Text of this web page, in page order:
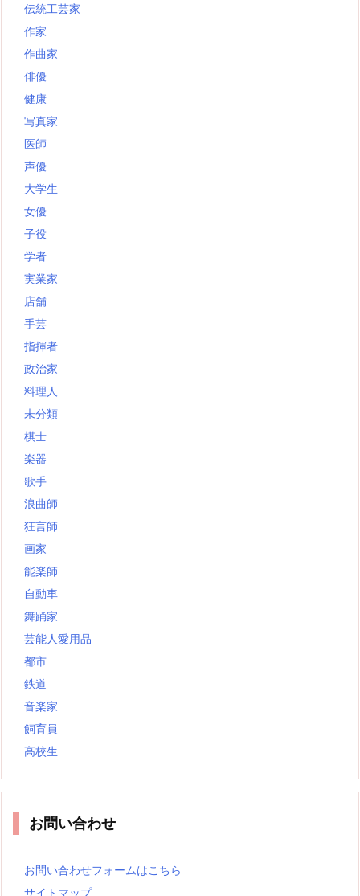
伝統工芸家
作家
作曲家
俳優
健康
写真家
医師
声優
大学生
女優
子役
学者
実業家
店舗
手芸
指揮者
政治家
料理人
未分類
棋士
楽器
歌手
浪曲師
狂言師
画家
能楽師
自動車
舞踊家
芸能人愛用品
都市
鉄道
音楽家
飼育員
高校生
お問い合わせ
お問い合わせフォームはこちら
サイトマップ